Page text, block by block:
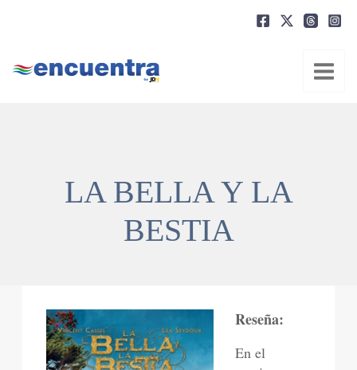
LA BELLA Y LA
BESTIA
Reseña:
En el